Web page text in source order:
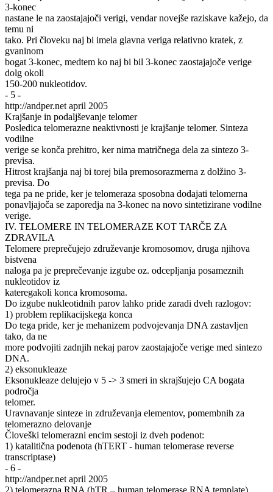
3-konec
nastane le na zaostajajoči verigi, vendar novejše raziskave kažejo, da
temu ni
tako. Pri človeku naj bi imela glavna veriga relativno kratek, z
gvaninom
bogat 3-konec, medtem ko naj bi bil 3-konec zaostajajoče verige
dolg okoli
150-200 nukleotidov.
- 5 -
http://andper.net april 2005
Krajšanje in podaljševanje telomer
Posledica telomerazne neaktivnosti je krajšanje telomer. Sinteza
vodilne
verige se konča prehitro, ker nima matričnega dela za sintezo 3-
previsa.
Hitrost krajšanja naj bi torej bila premosorazmerna z dolžino 3-
previsa. Do
tega pa ne pride, ker je telomeraza sposobna dodajati telomerna
ponavljajoča se zaporedja na 3-konec na novo sintetizirane vodilne
verige.
IV. TELOMERE IN TELOMERAZE KOT TARČE ZA
ZDRAVILA
Telomere preprečujejo združevanje kromosomov, druga njihova
bistvena
naloga pa je preprečevanje izgube oz. odcepljanja posameznih
nukleotidov iz
kateregakoli konca kromosoma.
Do izgube nukleotidnih parov lahko pride zaradi dveh razlogov:
1) problem replikacijskega konca
Do tega pride, ker je mehanizem podvojevanja DNA zastavljen
tako, da ne
more podvojiti zadnjih nekaj parov zaostajajoče verige med sintezo
DNA.
2) eksonukleaze
Eksonukleaze delujejo v 5 -> 3 smeri in skrajšujejo CA bogata
področja
telomer.
Uravnavanje sinteze in združevanja elementov, pomembnih za
telomerazno delovanje
Človeški telomerazni encim sestoji iz dveh podenot:
1) katalitična podenota (hTERT - human telomerase reverse
transcriptase)
- 6 -
http://andper.net april 2005
2) telomerazna RNA (hTR – human telomerase RNA template)